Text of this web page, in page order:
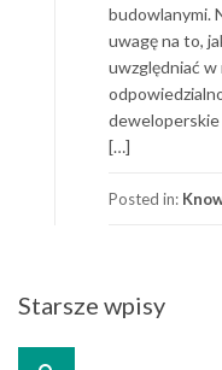
budowlanymi.
uwagę na to,
uwzględniać w
deweloperskie
[…]
Posted in:
Nawigacja
po
Starsze wpisy